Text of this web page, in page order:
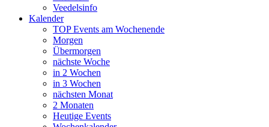
Veedelsinfo
Kalender
TOP Events am Wochenende
Morgen
Übermorgen
nächste Woche
in 2 Wochen
in 3 Wochen
nächsten Monat
2 Monaten
Heutige Events